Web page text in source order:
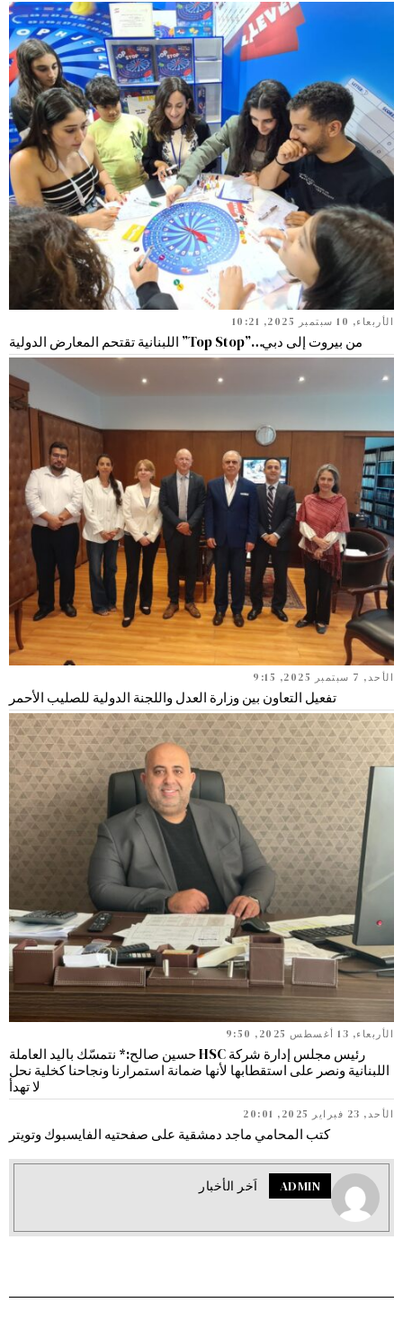
الأربعاء, 10 سبتمبر 2025, 10:21
من بيروت إلى دبي…”Top Stop” اللبنانية تقتحم المعارض الدولية
الأحد, 7 سبتمبر 2025, 9:15
تفعيل التعاون بين وزارة العدل واللجنة الدولية للصليب الأحمر
الأربعاء, 13 أغسطس 2025, 9:50
رئيس مجلس إدارة شركة HSC حسين صالح:* نتمسّك باليد العاملة
اللبنانية ونصر على استقطابها لأنها ضمانة استمرارنا ونجاحنا كخلية نحل
لا تهدأ
الأحد, 23 فبراير 2025, 20:01
كتب المحامي ماجد دمشقية على صفحتيه الفايسبوك وتويتر
ADMIN اَخر الأخبار